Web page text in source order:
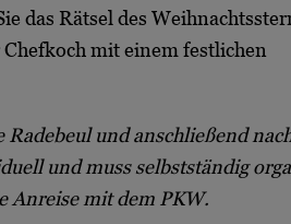
das Rätsel des
mit einem festlichen
und anschließend
und muss selbstständig
Anreise mit dem PKW.